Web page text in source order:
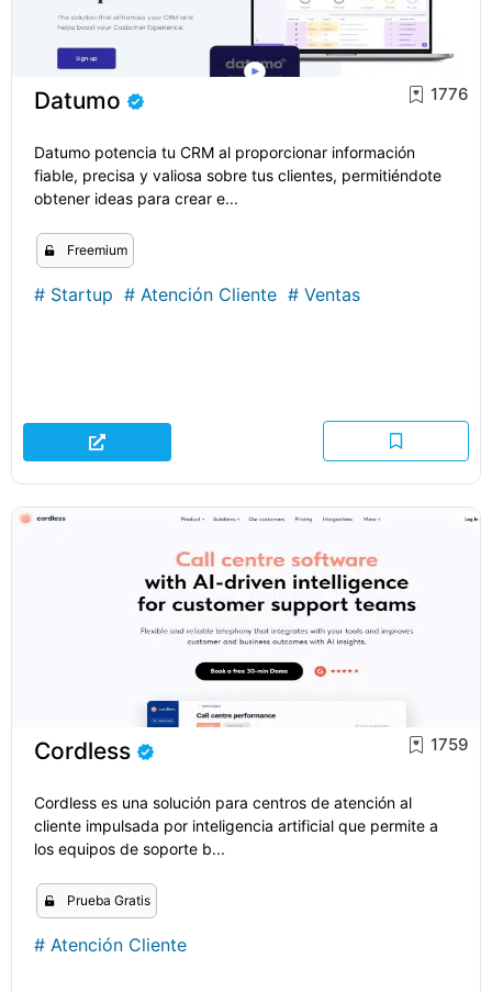
Datumo 1776
Datumo potencia tu CRM al proporcionar información
fiable, precisa y valiosa sobre tus clientes, permitiéndote
obtener ideas para crear e...
Freemium
# Startup # Atención Cliente # Ventas
Cordless 1759
Cordless es una solución para centros de atención al
cliente impulsada por inteligencia artificial que permite a
los equipos de soporte b...
Prueba Gratis
# Atención Cliente